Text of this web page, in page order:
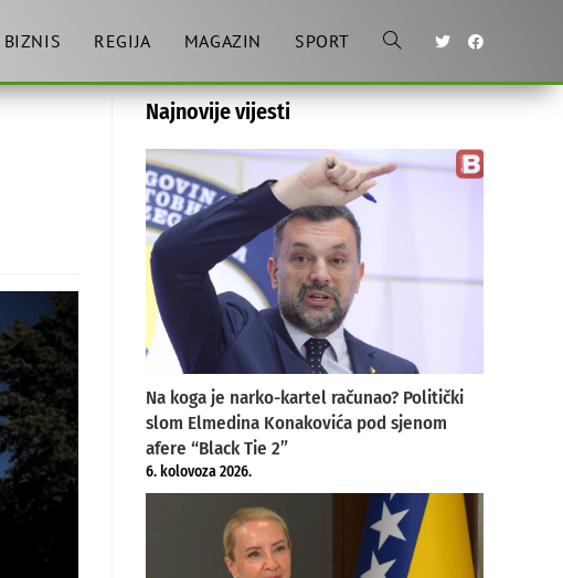
BIZNIS REGIJA MAGAZIN SPORT Toggle
Najnovije vijesti
Na koga je narko-kartel računao? Politički
slom Elmedina Konakovića pod sjenom
afere “Black Tie 2”
6. kolovoza 2026.